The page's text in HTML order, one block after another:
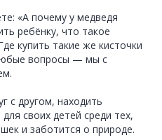
«А почему у медведя
ребёнку, что такое
купить такие же кисточки
вопросы — мы с
с другом, находить
своих детей среди тех,
и заботится о природе.